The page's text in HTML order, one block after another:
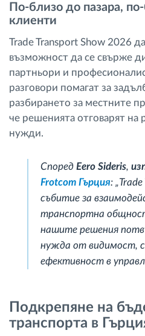
По-близо до пазара,
клиенти
Trade Transport Show 2026
възможност да се свърже
партньори и
разговори помагат за
разбирането за местните
че решенията отговарят на
нужди.
Според Eero Sideris,
Frotcom Гърция:
събитие за
транспортна
нашите решения
нужда от видимост,
ефективност в
Подкрепяне на
транспорта в